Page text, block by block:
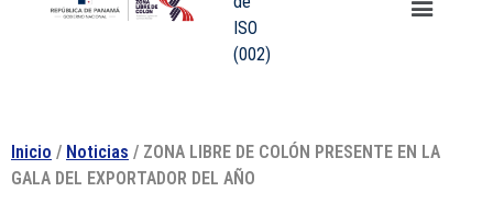
Inicio / Noticias / ZONA LIBRE DE COLÓN PRESENTE EN LA
GALA DEL EXPORTADOR DEL AÑO